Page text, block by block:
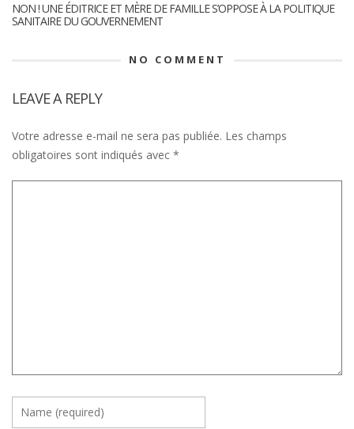
NON ! UNE ÉDITRICE ET MÈRE DE FAMILLE S’OPPOSE À LA POLITIQUE
SANITAIRE DU GOUVERNEMENT
NO COMMENT
LEAVE A REPLY
Votre adresse e-mail ne sera pas publiée. Les champs
obligatoires sont indiqués avec *